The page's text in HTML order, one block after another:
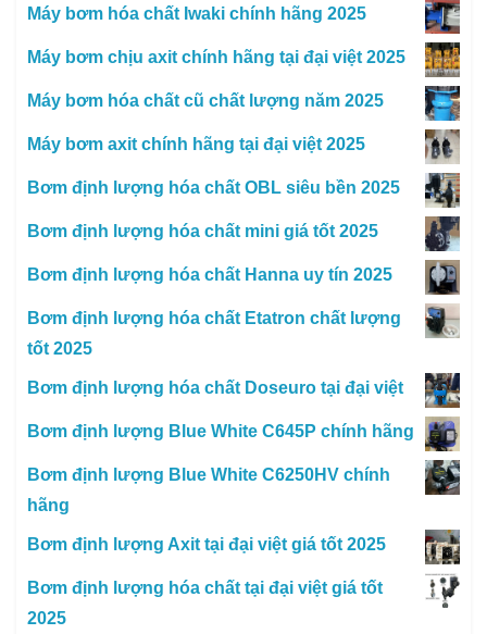
Máy bơm hóa chất Iwaki chính hãng 2025
Máy bơm chịu axit chính hãng tại đại việt 2025
Máy bơm hóa chất cũ chất lượng năm 2025
Máy bơm axit chính hãng tại đại việt 2025
Bơm định lượng hóa chất OBL siêu bền 2025
Bơm định lượng hóa chất mini giá tốt 2025
Bơm định lượng hóa chất Hanna uy tín 2025
Bơm định lượng hóa chất Etatron chất lượng
tốt 2025
Bơm định lượng hóa chất Doseuro tại đại việt
Bơm định lượng Blue White C645P chính hãng
Bơm định lượng Blue White C6250HV chính
hãng
Bơm định lượng Axit tại đại việt giá tốt 2025
Bơm định lượng hóa chất tại đại việt giá tốt
2025